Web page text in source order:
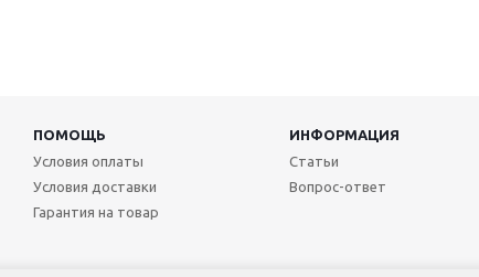
ПОМОЩЬ
ИНФОРМАЦИЯ
Условия оплаты
Условия доставки
Гарантия на товар
Статьи
Вопрос-ответ